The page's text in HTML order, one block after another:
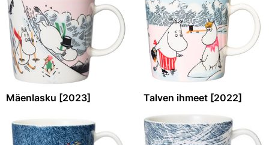
Mäenlasku [2023] Talven ihmeet [2022]